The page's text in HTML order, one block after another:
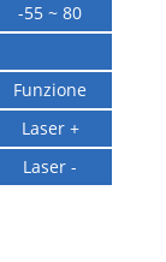
-55 ~ 80
Funzione
Laser +
Laser -